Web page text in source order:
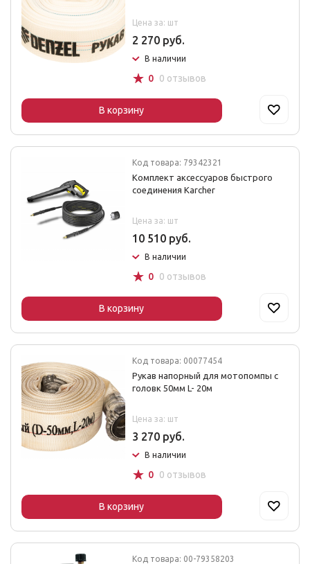
Цена за: шт
2 270 руб.
В наличии
☆ 0 0 отзывов
В корзину
Код товара: 79342321
Комплект аксессуаров быстрого
соединения Karcher
Цена за: шт
10 510 руб.
В наличии
☆ 0 0 отзывов
В корзину
Код товара: 00077454
Рукав напорный для мотопомпы с
головк 50мм L- 20м
Цена за: шт
3 270 руб.
В наличии
☆ 0 0 отзывов
В корзину
Код товара: 00-79358203